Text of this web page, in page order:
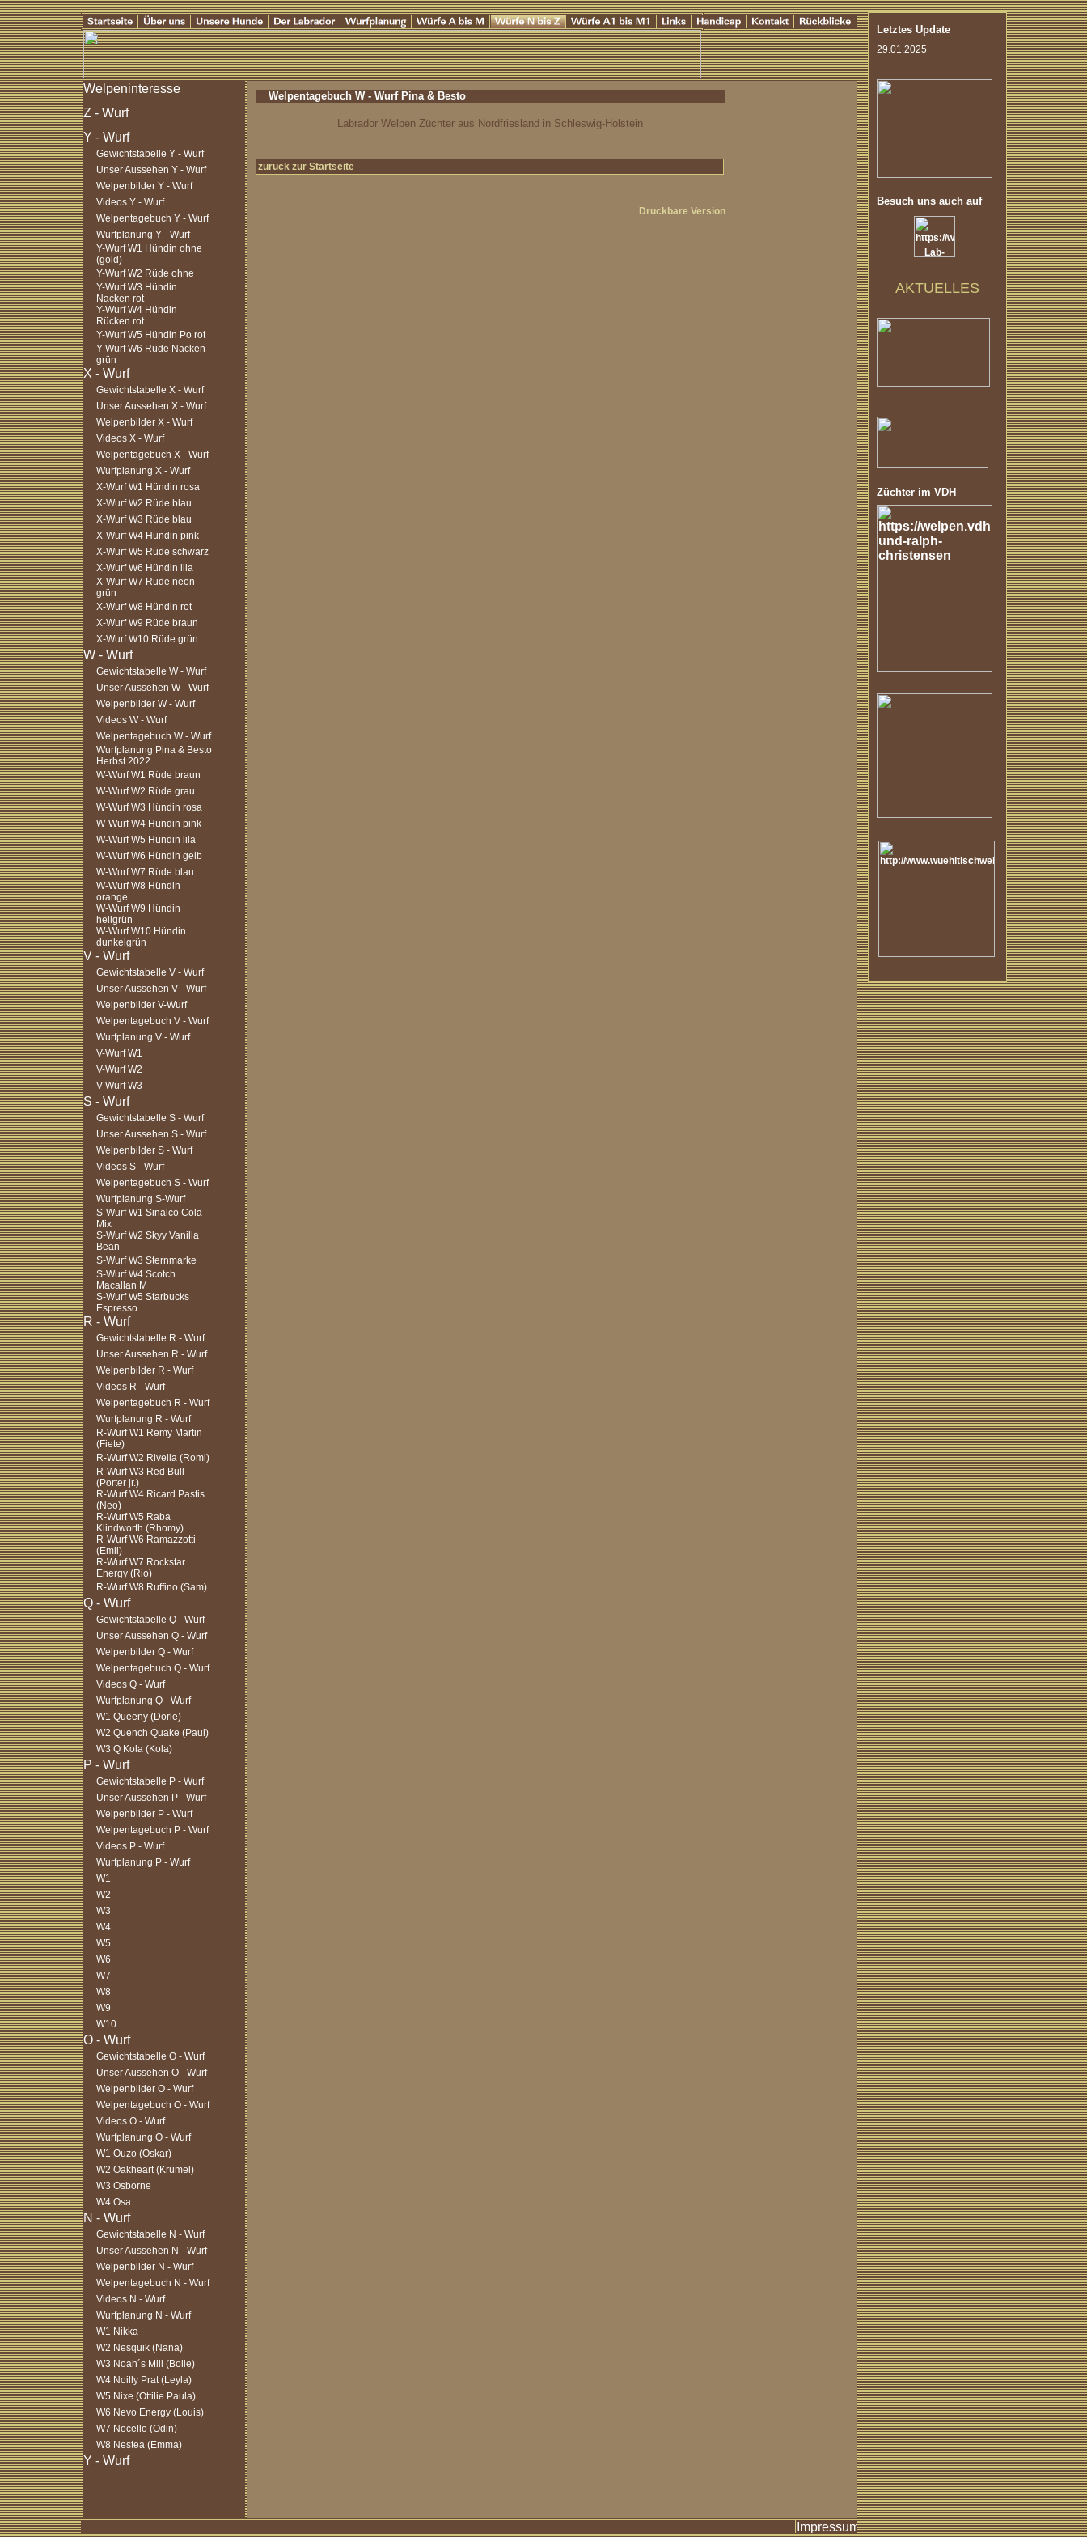
Gewichtstabelle Y - Wurf
Unser Aussehen Y - Wurf
Welpenbilder Y - Wurf
Videos Y - Wurf
Welpentagebuch Y - Wurf
Wurfplanung Y - Wurf
Y-Wurf W1 Hündin ohne
(gold)
Y-Wurf W2 Rüde ohne
Y-Wurf W3 Hündin
Nacken rot
Y-Wurf W4 Hündin
Rücken rot
Y-Wurf W5 Hündin Po rot
Y-Wurf W6 Rüde Nacken
grün
Gewichtstabelle X - Wurf
Unser Aussehen X - Wurf
Welpenbilder X - Wurf
Videos X - Wurf
Welpentagebuch X - Wurf
Wurfplanung X - Wurf
X-Wurf W1 Hündin rosa
X-Wurf W2 Rüde blau
X-Wurf W3 Rüde blau
X-Wurf W4 Hündin pink
X-Wurf W5 Rüde schwarz
X-Wurf W6 Hündin lila
X-Wurf W7 Rüde neon
grün
X-Wurf W8 Hündin rot
X-Wurf W9 Rüde braun
X-Wurf W10 Rüde grün
Gewichtstabelle W - Wurf
Unser Aussehen W - Wurf
Welpenbilder W - Wurf
Videos W - Wurf
Welpentagebuch W - Wurf
Wurfplanung Pina & Besto
Herbst 2022
W-Wurf W1 Rüde braun
W-Wurf W2 Rüde grau
W-Wurf W3 Hündin rosa
W-Wurf W4 Hündin pink
W-Wurf W5 Hündin lila
W-Wurf W6 Hündin gelb
W-Wurf W7 Rüde blau
W-Wurf W8 Hündin
orange
W-Wurf W9 Hündin
hellgrün
W-Wurf W10 Hündin
dunkelgrün
Gewichtstabelle V - Wurf
Unser Aussehen V - Wurf
Welpenbilder V-Wurf
Welpentagebuch V - Wurf
Wurfplanung V - Wurf
V-Wurf W1
V-Wurf W2
V-Wurf W3
Gewichtstabelle S - Wurf
Unser Aussehen S - Wurf
Welpenbilder S - Wurf
Videos S - Wurf
Welpentagebuch S - Wurf
Wurfplanung S-Wurf
S-Wurf W1 Sinalco Cola
Mix
S-Wurf W2 Skyy Vanilla
Bean
S-Wurf W3 Sternmarke
S-Wurf W4 Scotch
Macallan M
S-Wurf W5 Starbucks
Espresso
Gewichtstabelle R - Wurf
Unser Aussehen R - Wurf
Welpenbilder R - Wurf
Videos R - Wurf
Welpentagebuch R - Wurf
Wurfplanung R - Wurf
R-Wurf W1 Remy Martin
(Fiete)
R-Wurf W2 Rivella (Romi)
R-Wurf W3 Red Bull
(Porter jr.)
R-Wurf W4 Ricard Pastis
(Neo)
R-Wurf W5 Raba
Klindworth (Rhomy)
R-Wurf W6 Ramazzotti
(Emil)
R-Wurf W7 Rockstar
Energy (Rio)
R-Wurf W8 Ruffino (Sam)
Gewichtstabelle Q - Wurf
Unser Aussehen Q - Wurf
Welpenbilder Q - Wurf
Welpentagebuch Q - Wurf
Videos Q - Wurf
Wurfplanung Q - Wurf
W1 Queeny (Dorle)
W2 Quench Quake (Paul)
W3 Q Kola (Kola)
Gewichtstabelle P - Wurf
Unser Aussehen P - Wurf
Welpenbilder P - Wurf
Welpentagebuch P - Wurf
Videos P - Wurf
Wurfplanung P - Wurf
W1
W2
W3
W4
W5
W6
W7
W8
W9
W10
Gewichtstabelle O - Wurf
Unser Aussehen O - Wurf
Welpenbilder O - Wurf
Welpentagebuch O - Wurf
Videos O - Wurf
Wurfplanung O - Wurf
W1 Ouzo (Oskar)
W2 Oakheart (Krümel)
W3 Osborne
W4 Osa
Gewichtstabelle N - Wurf
Unser Aussehen N - Wurf
Welpenbilder N - Wurf
Welpentagebuch N - Wurf
Videos N - Wurf
Wurfplanung N - Wurf
W1 Nikka
W2 Nesquik (Nana)
W3 Noah´s Mill (Bolle)
W4 Noilly Prat (Leyla)
W5 Nixe (Ottilie Paula)
W6 Nevo Energy (Louis)
W7 Nocello (Odin)
W8 Nestea (Emma)
Welpentagebuch W - Wurf Pina & Besto
Labrador Welpen Züchter aus Nordfriesland in Schleswig-Holstein
zurück zur Startseite
Druckbare Version
Letztes Update
29.01.2025
Besuch uns auch auf
AKTUELLES
Züchter im VDH